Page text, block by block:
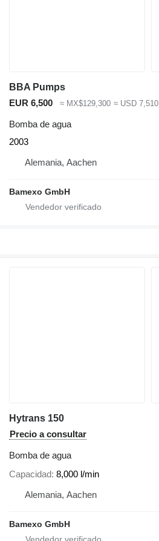
BBA Pumps
EUR 6,500
≈ MX$129,300 ≈ USD 7,510
Bomba de agua
2003
Alemania, Aachen
Bamexo GmbH
Hytrans 150
Precio a consultar
Bomba de agua
Capacidad 8,000 l/min
Alemania, Aachen
Bamexo GmbH